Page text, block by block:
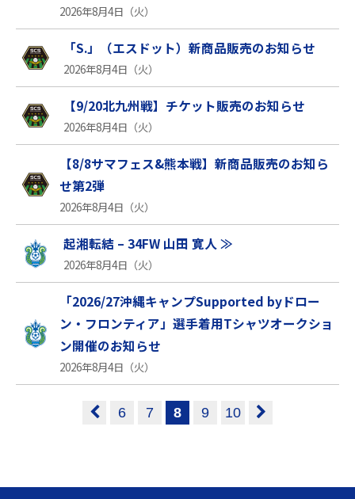
2026年8月4日（火）
「S.」（エスドット）新商品販売のお知らせ
2026年8月4日（火）
【9/20北九州戦】チケット販売のお知らせ
2026年8月4日（火）
【8/8サマフェス&熊本戦】新商品販売のお知ら
せ第2弾
2026年8月4日（火）
起湘転結 – 34FW 山田 寛人 ≫
2026年8月4日（火）
「2026/27沖縄キャンプSupported byドロー
ン・フロンティア」選手着用Tシャツオークショ
ン開催のお知らせ
2026年8月4日（火）
6 7 8 9 10